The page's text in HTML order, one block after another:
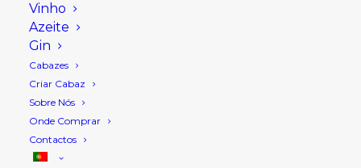
Vinho
Azeite
Gin
Cabazes
Criar Cabaz
Sobre Nós
Onde Comprar
Contactos